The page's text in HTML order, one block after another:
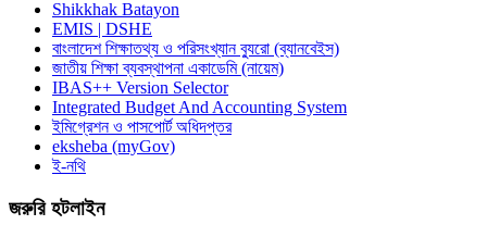
Shikkhak Batayon
EMIS | DSHE
বাংলাদেশ শিক্ষাতথ্য ও পরিসংখ্যান ব্যুরো (ব্যানবেইস)
জাতীয় শিক্ষা ব্যবস্থাপনা একাডেমি (নায়েম)
IBAS++ Version Selector
Integrated Budget And Accounting System
ইমিগ্রেশন ও পাসপোর্ট অধিদপ্তর
eksheba (myGov)
ই-নথি
জরুরি হটলাইন